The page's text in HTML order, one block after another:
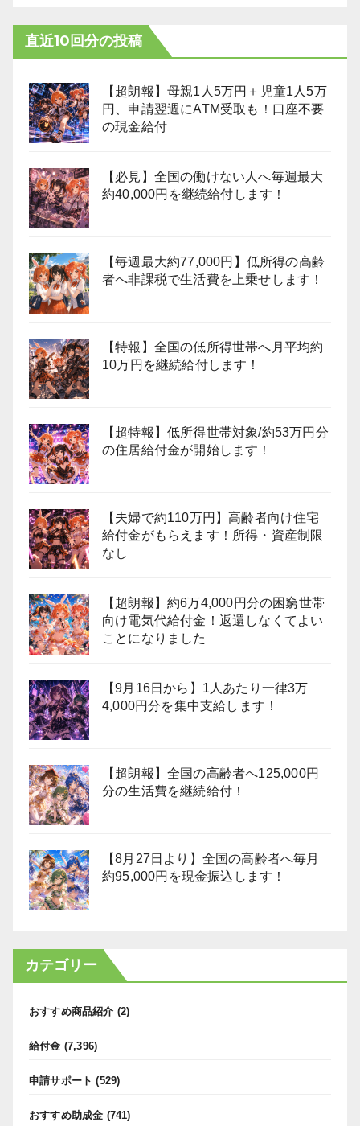
直近10回分の投稿
【超朗報】母親1人5万円＋児童1人5万
円、申請翌週にATM受取も！口座不要
の現金給付
【必見】全国の働けない人へ毎週最大
約40,000円を継続給付します！
【毎週最大約77,000円】低所得の高齢
者へ非課税で生活費を上乗せします！
【特報】全国の低所得世帯へ月平均約
10万円を継続給付します！
【超特報】低所得世帯対象/約53万円分
の住居給付金が開始します！
【夫婦で約110万円】高齢者向け住宅
給付金がもらえます！所得・資産制限
なし
【超朗報】約6万4,000円分の困窮世帯
向け電気代給付金！返還しなくてよい
ことになりました
【9月16日から】1人あたり一律3万
4,000円分を集中支給します！
【超朗報】全国の高齢者へ125,000円
分の生活費を継続給付！
【8月27日より】全国の高齢者へ毎月
約95,000円を現金振込します！
カテゴリー
おすすめ商品紹介 (2)
給付金 (7,396)
申請サポート (529)
おすすめ助成金 (741)